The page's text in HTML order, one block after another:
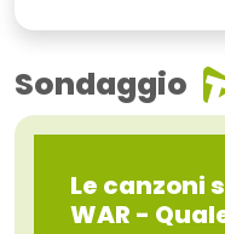
Sondaggio
Le canzoni
WAR -